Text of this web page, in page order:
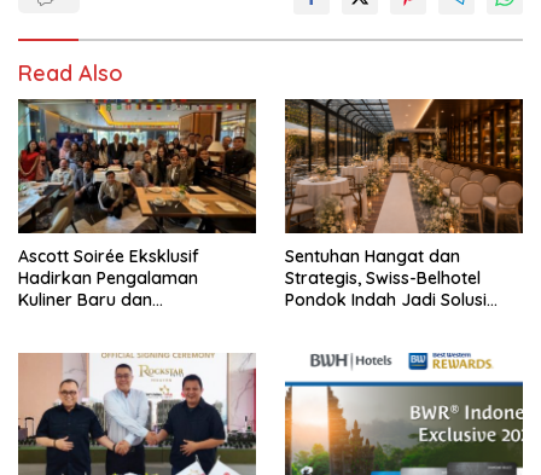
Read Also
Ascott Soirée Eksklusif
Hadirkan Pengalaman
Kuliner Baru dan
Sentuhan Hangat dan
Strategis, Swiss-Belhotel
Pondok Indah Jadi Solusi